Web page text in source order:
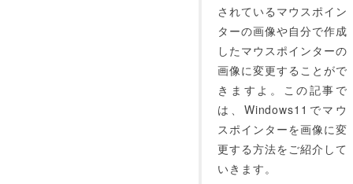
されているマウスポイン
ターの画像や自分で作成
したマウスポインターの
画像に変更することがで
きますよ。この記事で
は、Windows11でマウ
スポインターを画像に変
更する方法をご紹介して
いきます。